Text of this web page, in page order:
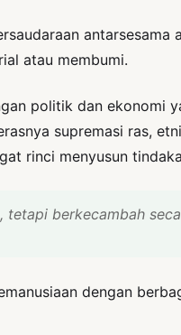
atau membumi.
politik dan ekonomi
supremasi ras,
rinci menyusun
berkecambah
dengan